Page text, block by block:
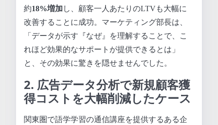
約18%増加 し、顧客一人あたりのLTVも大幅に
改善することに成功。マーケティング部長は、
「データが示す『なぜ』を理解することで、こ
れほど効果的なサポートが提供できるとは」
と、その効果に驚きを隠せませんでした。
2. 広告データ分析で新規顧客獲
得コストを大幅削減したケース
関東圏で語学学習の通信講座を提供するある企